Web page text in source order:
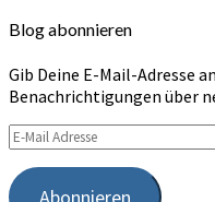
Blog abonnieren
Gib Deine E-Mail-Adresse
Benachrichtigungen über
E-
Mail
Adresse
Abonnieren